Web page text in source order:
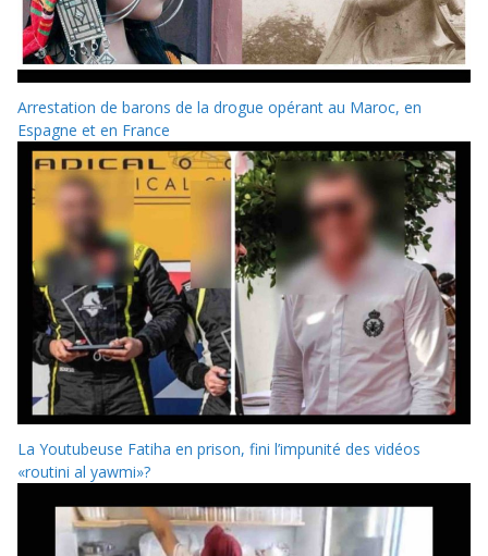
Arrestation de barons de la drogue opérant au Maroc, en
Espagne et en France
La Youtubeuse Fatiha en prison, fini l’impunité des vidéos
«routini al yawmi»?